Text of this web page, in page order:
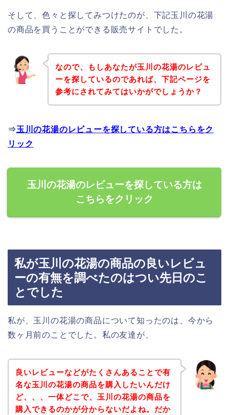
そして、色々と探してみつけたのが、下記玉川の花湯
の商品を買うことができる販売サイトでした。
なので、もしあなたが玉川の花湯のレビュ
ーを探しているのであれば、下記ページを
参考にされてみてはいかがでしょうか？
⇒玉川の花湯のレビューを探している方はこちらをク
リック
玉川の花湯のレビューを探している方は
こちらをクリック
私が玉川の花湯の商品の良いレビュ
ーの有無を調べたのはつい先日のこ
とでした
私が、玉川の花湯の商品について知ったのは、今から
数ヶ月前のことでした。私の友達が、
良いレビューなどがたくさんあることで有
名な玉川の花湯の商品を購入したいんだけ
ど、、、一体どこで、玉川の花湯の商品を
購入できるのかが分からないだよね。だか